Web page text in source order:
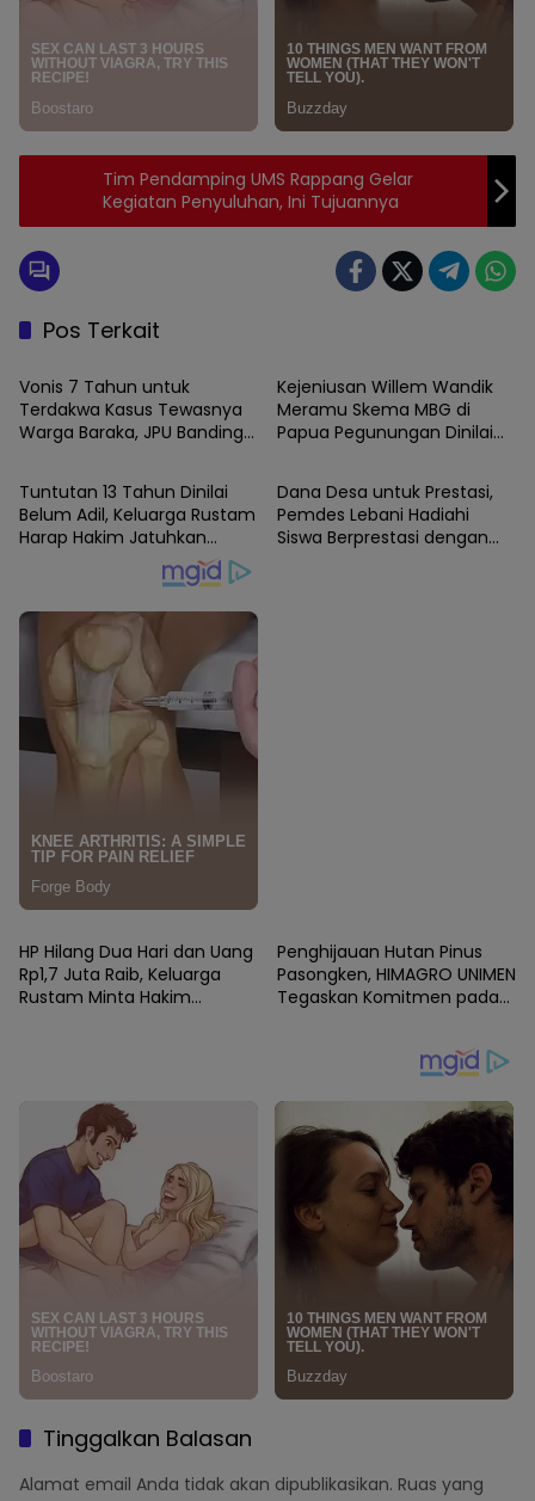
Tim Pendamping UMS Rappang Gelar
Kegiatan Penyuluhan, Ini Tujuannya
Pos Terkait
Enrekang
Vonis 7 Tahun untuk
Terdakwa Kasus Tewasnya
Warga Baraka, JPU Banding
Kejeniusan Willem Wandik
Meramu Skema MBG di
Papua Pegunungan Dinilai
Enrekang
Tuntutan 13 Tahun Dinilai
Belum Adil, Keluarga Rustam
Harap Hakim Jatuhkan
Hukuman Maksimal ke
Enrekang
Dana Desa untuk Prestasi,
Pemdes Lebani Hadiahi
Siswa Berprestasi dengan
Enrekang
HP Hilang Dua Hari dan Uang
Rp1,7 Juta Raib, Keluarga
Rustam Minta Hakim
Penghijauan Hutan Pinus
Pasongken, HIMAGRO UNIMEN
Tegaskan Komitmen pada
Tinggalkan Balasan
Alamat email Anda tidak akan dipublikasikan. Ruas yang